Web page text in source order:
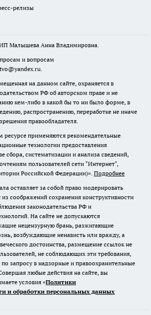
релизы
Малышева Анна Владимировна.
и вопросам
на данном сайте, охраняется в
РФ об авторском праве и не
кем-либо в какой бы то ни было форме, в
распространению, переработке не иначе
правообладателя.
применяются рекомендательные
технологии предоставления
сбора, систематизации и анализа сведений,
пользователей сети "Интернет",
Российской Федерации)». Подробнее
оставляет за собой право модерировать
соображений сохранения конструктивности
законодательства РФ и
На сайте не допускаются
нецензурную брань, разжигающие
возбуждающие ненависть или вражду, а
достоинства, размещение ссылок не
не соблюдающих эти требования,
запросу в надзорные и правоохранительные
любые действия на сайте, вы
условия «Политики
и обработки персональных данных